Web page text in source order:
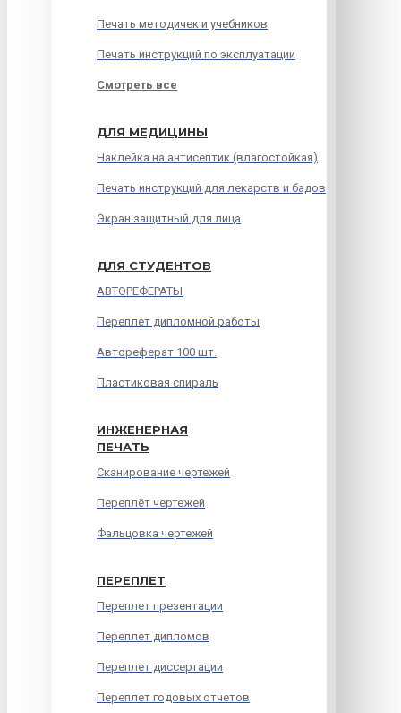
Печать методичек и учебников
Печать инструкций по эксплуатации
Смотреть все
ДЛЯ МЕДИЦИНЫ
Наклейка на антисептик (влагостойкая)
Печать инструкций для лекарств и бадов
Экран защитный для лица
ДЛЯ СТУДЕНТОВ
АВТОРЕФЕРАТЫ
Переплет дипломной работы
Автореферат 100 шт.
Пластиковая спираль
ИНЖЕНЕРНАЯ
ПЕЧАТЬ
Сканирование чертежей
Переплёт чертежей
Фальцовка чертежей
ПЕРЕПЛЕТ
Переплет презентации
Переплет дипломов
Переплет диссертации
Переплет годовых отчетов